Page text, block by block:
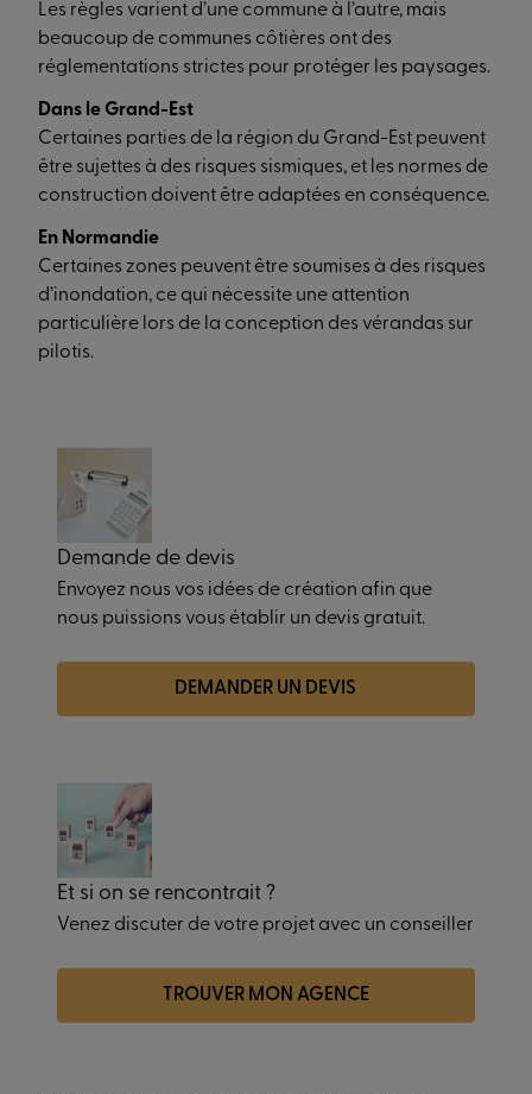
Les règles varient d’une commune à l’autre, mais
beaucoup de communes côtières ont des
réglementations strictes pour protéger les paysages.
Dans le Grand-Est
Certaines parties de la région du Grand-Est peuvent
être sujettes à des risques sismiques, et les normes de
construction doivent être adaptées en conséquence.
En Normandie
Certaines zones peuvent être soumises à des risques
d’inondation, ce qui nécessite une attention
particulière lors de la conception des vérandas sur
pilotis.
Demande de devis
Envoyez nous vos idées de création afin que
nous puissions vous établir un devis gratuit.
DEMANDER UN DEVIS
Et si on se rencontrait ?
Venez discuter de votre projet avec un conseiller
TROUVER MON AGENCE